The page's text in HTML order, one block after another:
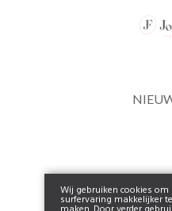
Wij gebruiken cookies om
surfervaring makkelijker te